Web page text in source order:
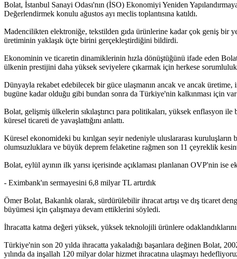
Bolat, İstanbul Sanayi Odası'nın (İSO) Ekonomiyi Yeniden
Değerlendirmek konulu ağustos ayı meclis toplantısına katıldı.
Madencilikten elektroniğe, tekstilden gıda ürünlerine kadar çok geniş bir
üretiminin yaklaşık üçte birini gerçekleştirdiğini bildirdi.
Ekonominin ve ticaretin dinamiklerinin hızla dönüştüğünü ifade eden
ülkenin prestijini daha yüksek seviyelere çıkarmak için herkese
Dünyayla rekabet edebilecek bir güce ulaşmanın ancak ve ancak
bugüne kadar olduğu gibi bundan sonra da Türkiye'nin kalkınması için
Bolat, gelişmiş ülkelerin sıkılaştırıcı para politikaları, yüksek enflasyon
küresel ticareti de yavaşlattığını anlattı.
Küresel ekonomideki bu kırılgan seyir nedeniyle uluslararası
olumsuzluklara ve büyük deprem felaketine rağmen son 11 çeyreklik
Bolat, eylül ayının ilk yarısı içerisinde açıklaması planlanan OVP'nin ise
- Eximbank'ın sermayesini 6,8 milyar TL artırdık
Ömer Bolat, Bakanlık olarak, sürdürülebilir ihracat artışı ve dış ticaret
büyümesi için çalışmaya devam ettiklerini söyledi.
İhracatta katma değeri yüksek, yüksek teknolojili ürünlere
Türkiye'nin son 20 yılda ihracatta yakaladığı başarılara değinen Bolat,
yılında da inşallah 120 milyar dolar hizmet ihracatına ulaşmayı